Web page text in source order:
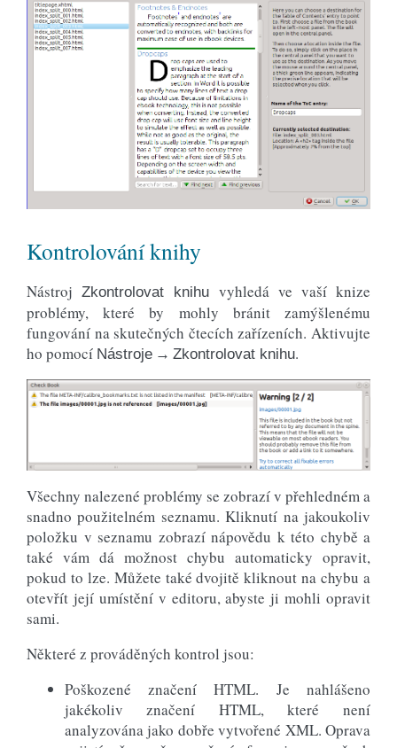
Kontrolování knihy
NástrojZkontrolovat knihu vyhledá ve vaší knize
problémy, které by mohly bránit zamýšlenému
fungování na skutečných čtecích zařízeních. Aktivujte
ho pomocí Nástroje → Zkontrolovat knihu.
Všechny nalezené problémy se zobrazí v přehledném a
snadno použitelném seznamu. Kliknutí na jakoukoliv
položku v seznamu zobrazí nápovědu k této chybě a
také vám dá možnost chybu automaticky opravit,
pokud to lze. Můžete také dvojitě kliknout na chybu a
otevřít její umístění v editoru, abyste ji mohli opravit
sami.
Některé z prováděných kontrol jsou:
Poškozené značení HTML. Je nahlášeno
jakékoliv značení HTML, které není
analyzována jako dobře vytvořené XML. Oprava